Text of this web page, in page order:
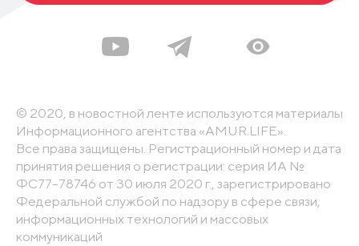
© 2020, в новостной ленте используются материалы
Информационного агентства «AMUR.LIFE».
Все права защищены. Регистрационный номер и дата
принятия решения о регистрации: серия ИА №
ФС77-78746 от 30 июля 2020 г., зарегистрировано
Федеральной службой по надзору в сфере связи,
информационных технологий и массовых
коммуникаций